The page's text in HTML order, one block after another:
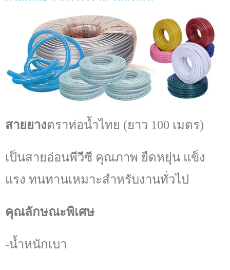
สายยางตราท่อน้ำไทย (ยาว 100 เมตร)
เป็นสายอ่อนพีวีซี คุณภาพ ยืดหยุ่น แข็ง
แรง ทนทานเหมาะสำหรับงานทั่วไป
คุณลักษณะพิเศษ
-น้ำหนักเบา